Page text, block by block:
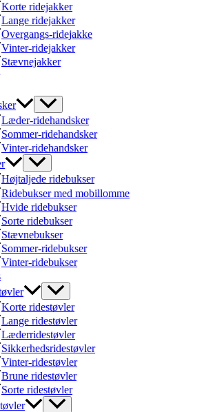
Korte ridejakker
Lange ridejakker
Overgangs-ridejakke
Vinter-ridejakker
Stævnejakker
Læder-ridehandsker
Sommer-ridehandsker
Vinter-ridehandsker
Højtaljede ridebukser
Ridebukser med mobillomme
Hvide ridebukser
Sorte ridebukser
Stævnebukser
Sommer-ridebukser
Vinter-ridebukser
Korte ridestøvler
Lange ridestøvler
Læderridestøvler
Sikkerhedsridestøvler
Vinter-ridestøvler
Brune ridestøvler
Sorte ridestøvler